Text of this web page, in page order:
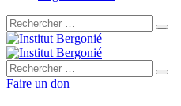
Rechercher :
Rechercher :
Faire un don